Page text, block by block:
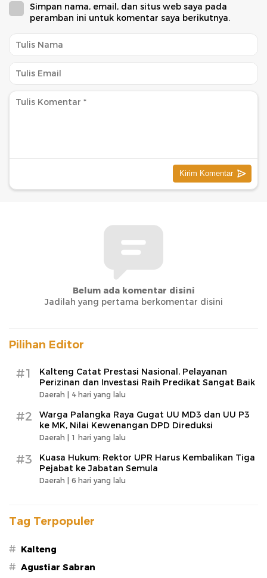
Simpan nama, email, dan situs web saya pada
peramban ini untuk komentar saya berikutnya.
Belum ada komentar disini
Jadilah yang pertama berkomentar disini
Pilihan Editor
#1
Kalteng Catat Prestasi Nasional, Pelayanan
Perizinan dan Investasi Raih Predikat Sangat Baik
Daerah | 4 hari yang lalu
#2
Warga Palangka Raya Gugat UU MD3 dan UU P3
ke MK, Nilai Kewenangan DPD Direduksi
Daerah | 1 hari yang lalu
#3
Kuasa Hukum: Rektor UPR Harus Kembalikan Tiga
Pejabat ke Jabatan Semula
Daerah | 6 hari yang lalu
Tag Terpopuler
# Kalteng
# Agustiar Sabran